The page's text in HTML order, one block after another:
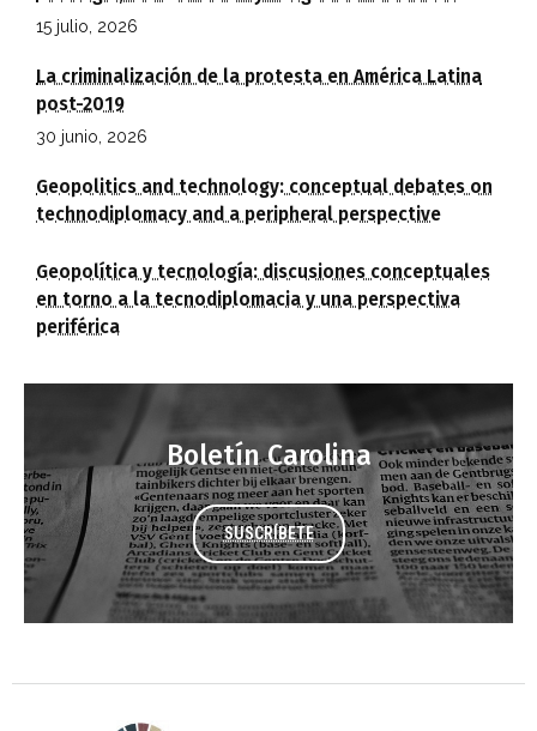
15 julio, 2026
La criminalización de la protesta en América Latina
post-2019
30 junio, 2026
Geopolitics and technology: conceptual debates on
technodiplomacy and a peripheral perspective
Geopolítica y tecnología: discusiones conceptuales
en torno a la tecnodiplomacia y una perspectiva
periférica
Boletín Carolina
SUSCRÍBETE